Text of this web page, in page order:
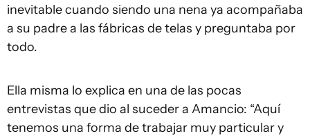
inevitable cuando siendo una nena ya acompañaba
a su padre a las fábricas de telas y preguntaba por
todo.
Ella misma lo explica en una de las pocas
entrevistas que dio al suceder a Amancio: “Aquí
tenemos una forma de trabajar muy particular y